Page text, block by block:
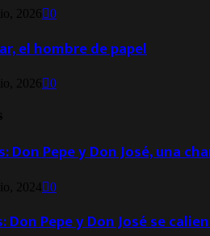
2026 0
el hombre de papel
2026 0
Don Pepe y Don José, una
2024 0
Don Pepe y Don José se